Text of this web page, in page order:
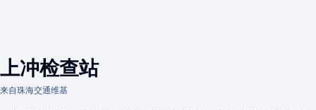
上冲检查站
来自珠海交通维基